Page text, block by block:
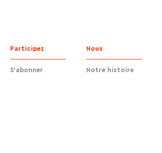
Participez
S'abonner
Nous
Notre histoire